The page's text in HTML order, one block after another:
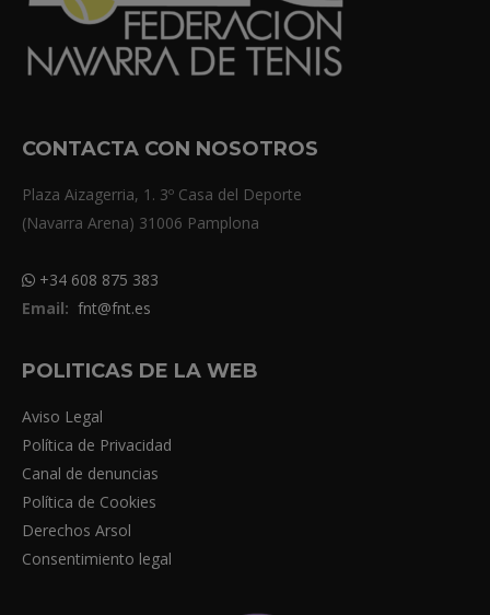
CONTACTA CON NOSOTROS
Plaza Aizagerria, 1. 3º Casa del Deporte
(Navarra Arena) 31006 Pamplona
+34 608 875 383
Email: fnt@fnt.es
POLITICAS DE LA WEB
Aviso Legal
Política de Privacidad
Canal de denuncias
Política de Cookies
Derechos Arsol
Consentimiento legal